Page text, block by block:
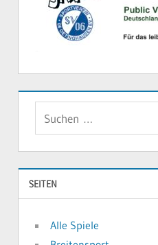
SEITEN
Alle Spiele